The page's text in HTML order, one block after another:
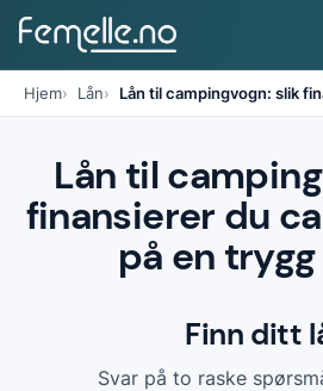
Hjem Lån Lån til campingvogn: slik
Lån til
finansierer du
på en
Finn ditt
Svar på to raske